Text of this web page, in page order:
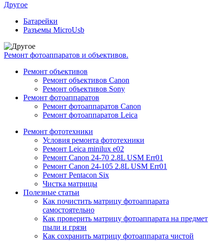
Другое
Батарейки
Разъемы MicroUsb
Ремонт фотоаппаратов и объективов.
Ремонт объективов
Ремонт объективов Canon
Ремонт объективов Sony
Ремонт фотоаппаратов
Ремонт фотоаппаратов Canon
Ремонт фотоаппаратов Leica
Ремонт фототехники
Условия ремонта фототехники
Ремонт Leica minilux e02
Ремонт Canon 24-70 2.8L USM Err01
Ремонт Canon 24-105 2.8L USM Err01
Ремонт Pentacon Six
Чистка матрицы
Полезные статьи
Как почистить матрицу фотоаппарата
самостоятельно
Как проверить матрицу фотоаппарата на предмет
пыли и грязи
Как сохранить матрицу фотоаппарата чистой